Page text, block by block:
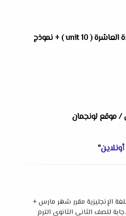
✅ الموضوع : إمتحانات الوحدة العاشرة ( unit 10 ) + نموذج
/ موقع لونجمان
"
الإنجليزية مقرر شهر مارس +
للصف الثاني الثانوي الترم